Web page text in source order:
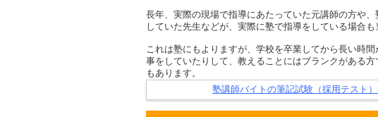
長年、実際の現場で指導にあたっていた元講師の方や
していた先生などが、実際に塾で指導をしている場合も
これは塾にもよりますが、学校を卒業してから長い時
事をしていたりして、教えることにはブランクがある
もあります。
塾講師バイトの筆記試験（採用テスト